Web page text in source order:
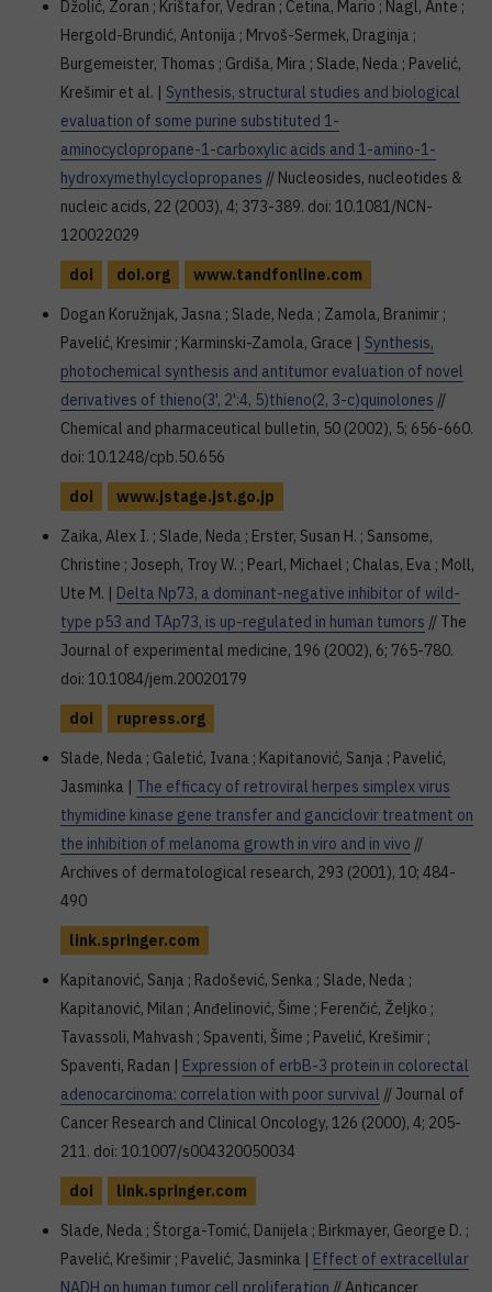
Džolić, Zoran ; Krištafor, Vedran ; Cetina, Mario ; Nagl, Ante ;
Hergold-Brundić, Antonija ; Mrvoš-Sermek, Draginja ;
Burgemeister, Thomas ; Grdiša, Mira ; Slade, Neda ; Pavelić,
Krešimir et al. | Synthesis, structural studies and biological
evaluation of some purine substituted 1-
aminocyclopropane-1-carboxylic acids and 1-amino-1-
hydroxymethylcyclopropanes // Nucleosides, nucleotides &
nucleic acids, 22 (2003), 4; 373-389. doi: 10.1081/NCN-
120022029
doi
doi.org
www.tandfonline.com
Dogan Koružnjak, Jasna ; Slade, Neda ; Zamola, Branimir ;
Pavelić, Kresimir ; Karminski-Zamola, Grace | Synthesis,
photochemical synthesis and antitumor evaluation of novel
derivatives of thieno(3', 2':4, 5)thieno(2, 3-c)quinolones //
Chemical and pharmaceutical bulletin, 50 (2002), 5; 656-660.
doi: 10.1248/cpb.50.656
doi
www.jstage.jst.go.jp
Zaika, Alex I. ; Slade, Neda ; Erster, Susan H. ; Sansome,
Christine ; Joseph, Troy W. ; Pearl, Michael ; Chalas, Eva ; Moll,
Ute M. | Delta Np73, a dominant-negative inhibitor of wild-
type p53 and TAp73, is up-regulated in human tumors // The
Journal of experimental medicine, 196 (2002), 6; 765-780.
doi: 10.1084/jem.20020179
doi
rupress.org
Slade, Neda ; Galetić, Ivana ; Kapitanović, Sanja ; Pavelić,
Jasminka | The efficacy of retroviral herpes simplex virus
thymidine kinase gene transfer and ganciclovir treatment on
the inhibition of melanoma growth in viro and in vivo //
Archives of dermatological research, 293 (2001), 10; 484-
490
link.springer.com
Kapitanović, Sanja ; Radošević, Senka ; Slade, Neda ;
Kapitanović, Milan ; Anđelinović, Šime ; Ferenčić, Željko ;
Tavassoli, Mahvash ; Spaventi, Šime ; Pavelić, Krešimir ;
Spaventi, Radan | Expression of erbB-3 protein in colorectal
adenocarcinoma: correlation with poor survival // Journal of
Cancer Research and Clinical Oncology, 126 (2000), 4; 205-
211. doi: 10.1007/s004320050034
doi
link.springer.com
Slade, Neda ; Štorga-Tomić, Danijela ; Birkmayer, George D. ;
Pavelić, Krešimir ; Pavelić, Jasminka | Effect of extracellular
NADH on human tumor cell proliferation // Anticancer